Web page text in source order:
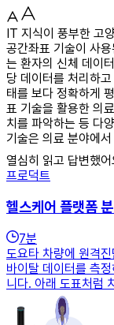
IT 지식이 풍부한 고
공간좌표 기술이 사
는 환자의 신체 데이
당 데이터를 처리하
태를 보다 정확하게
표 기술을 활용한 의
치를 파악하는 등 다
기술은 의료 분야에
열심히 읽고 답변했어
프로덕트
헬스케어 플랫폼
7분
도요타 차량에 원격
바이탈 데이터를 측
니다. 아래 도표처럼